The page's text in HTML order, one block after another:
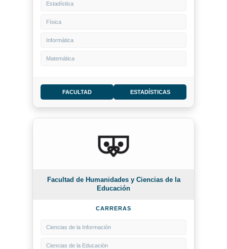
Estadística
Física
Informática
Matemática
FACULTAD ESTADÍSTICAS
Facultad de Humanidades y Ciencias de la
Educación
CARRERAS
Ciencias de la Información
Ciencias de la Educación